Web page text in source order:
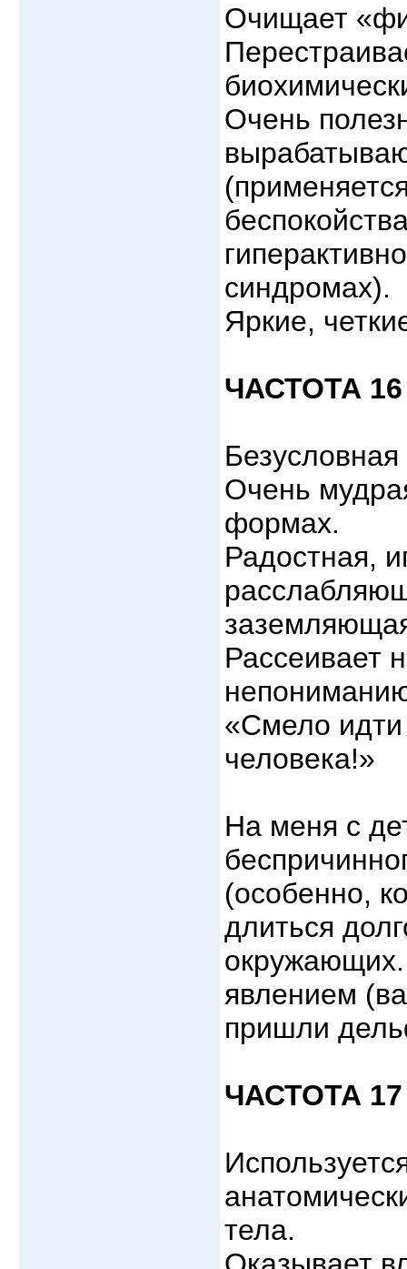
Очищает
Очень
синдромах).
Яркие,
ЧАСТОТА
Очень
формах.
Радостная,
Рассеивает
«Смело идти
человека!»
На меня с
(особенно,
длиться
явлением
пришли
ЧАСТОТА 17
тела.